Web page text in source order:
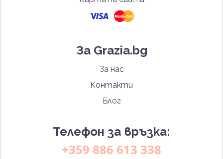
За Grazia.bg
За нас
Контакти
Блог
Телефон за връзка:
+359 886 613 338